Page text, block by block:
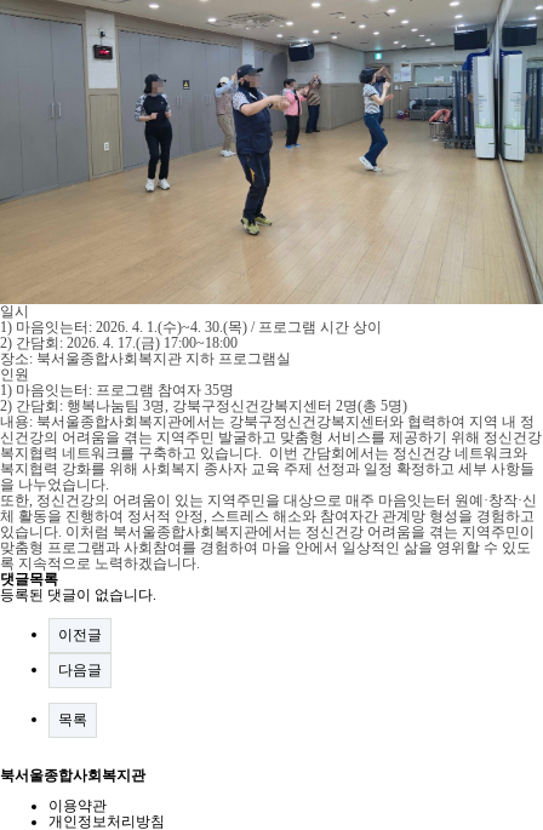
일시
1) 마음잇는터: 2026. 4. 1.(수)~4. 30.(목) / 프로그램 시간 상이
2) 간담회: 2026. 4. 17.(금) 17:00~18:00
장소: 북서울종합사회복지관 지하 프로그램실
인원
1) 마음잇는터: 프로그램 참여자 35명
2) 간담회: 행복나눔팀 3명, 강북구정신건강복지센터 2명(총 5명)
내용: 북서울종합사회복지관에서는 강북구정신건강복지센터와 협력하여 지역 내 정
신건강의 어려움을 겪는 지역주민 발굴하고 맞춤형 서비스를 제공하기 위해 정신건강
복지협력 네트워크를 구축하고 있습니다. 이번 간담회에서는 정신건강 네트워크와
복지협력 강화를 위해 사회복지 종사자 교육 주제 선정과 일정 확정하고 세부 사항들
을 나누었습니다.
또한, 정신건강의 어려움이 있는 지역주민을 대상으로 매주 마음잇는터 원예·창작·신
체 활동을 진행하여 정서적 안정, 스트레스 해소와 참여자간 관계망 형성을 경험하고
있습니다. 이처럼 북서울종합사회복지관에서는 정신건강 어려움을 겪는 지역주민이
맞춤형 프로그램과 사회참여를 경험하여 마을 안에서 일상적인 삶을 영위할 수 있도
록 지속적으로 노력하겠습니다.
댓글목록
등록된 댓글이 없습니다.
이전글
다음글
목록
북서울종합사회복지관
이용약관
개인정보처리방침